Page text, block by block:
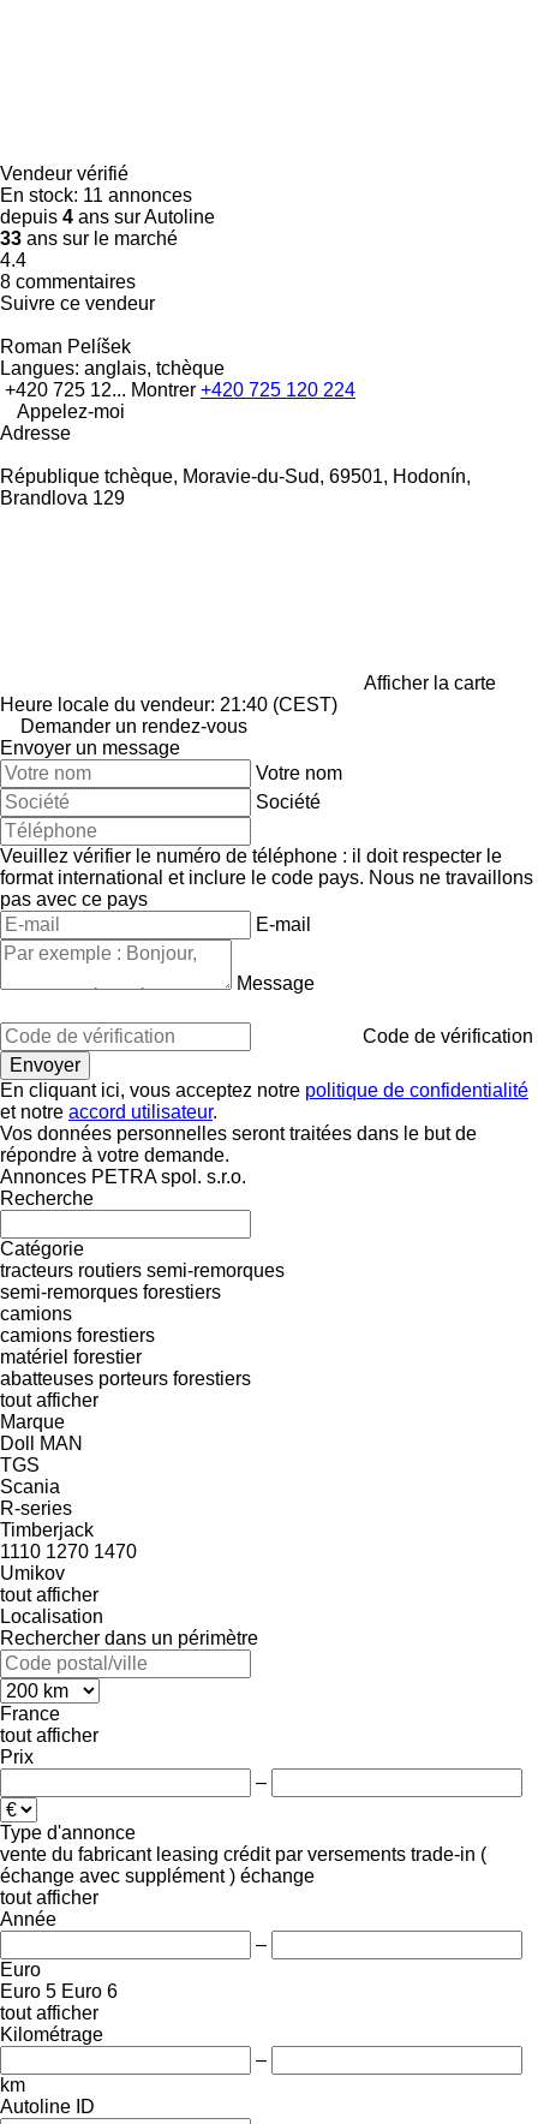
Vendeur vérifié
En stock: 11 annonces
depuis 4 ans sur Autoline
33 ans sur le marché
4.4
8 commentaires
Suivre ce vendeur
Roman Pelíšek
Langues: anglais, tchèque
+420 725 12... Montrer +420 725 120 224
Appelez-moi
Adresse
République tchèque, Moravie-du-Sud, 69501, Hodonín,
Brandlova 129
Afficher la carte
Heure locale du vendeur: 21:40 (CEST)
Demander un rendez-vous
Envoyer un message
Votre nom
Société
Veuillez vérifier le numéro de téléphone : il doit respecter le
format international et inclure le code pays. Nous ne travaillons
pas avec ce pays
E-mail
Message
Code de vérification
En cliquant ici, vous acceptez notre politique de confidentialité
et notre accord utilisateur.
Vos données personnelles seront traitées dans le but de
répondre à votre demande.
Annonces PETRA spol. s.r.o.
Recherche
Catégorie
tracteurs routiers semi-remorques
semi-remorques forestiers
camions
camions forestiers
matériel forestier
abatteuses porteurs forestiers
tout afficher
Marque
Doll
MAN
TGS
Scania
R-series
Timberjack
1110 1270 1470
Umikov
tout afficher
Localisation
Rechercher dans un périmètre
France
tout afficher
Prix
–
Type d'annonce
vente du fabricant leasing crédit par versements trade-in (
échange avec supplément ) échange
tout afficher
Année
–
Euro
Euro 5 Euro 6
tout afficher
Kilométrage
–
km
Autoline ID